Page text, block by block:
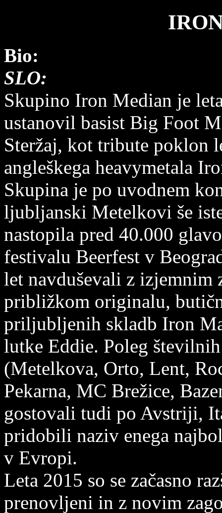
Bio:
SLO:
Skupino Iron Median je
ustanovil basist Big Foot
Steržaj, kot tribute poklon
angleškega heavymetala
Skupina je po uvodnem
ljubljanski Metelkovi še
nastopila pred 40.000
festivalu Beerfest v
let navduševali z
približkom originalu,
priljubljenih skladb Iron
lutke Eddie. Poleg
(Metelkova, Orto, Lent,
Pekarna, MC Brežice,
gostovali tudi po Avstriji,
pridobili naziv enega
v Evropi.
Leta 2015 so se začasno
prenovljeni in z novim